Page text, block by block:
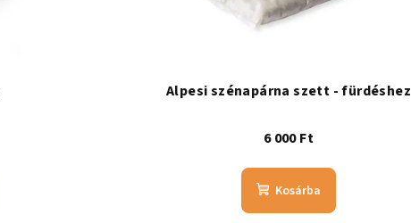
Alpesi szénapárna szett - fürdéshez
6 000 Ft
Kosárba